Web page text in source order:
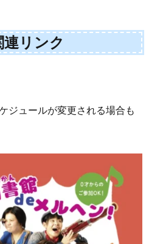
連リンク
ジュールが変更される場合も